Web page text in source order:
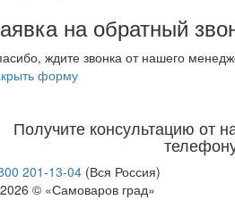
на обратный
ждите звонка от нашего
форму
Получите консультацию от
201-13-04 (Вся Россия)
2026 © «Самоваров град»